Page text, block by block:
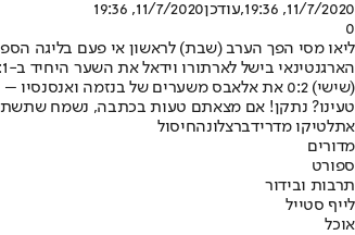
11/7/2020, 19:36
,עודכן11/7/2020, 19:36
0
ליאו מסי הפך הערב (שבת) לראשון אי פעם בליגה הספרדית ולשני
(שישי) 0:2 את אלאבס משערים של בנזמה ואנסנסיו – יש משחק פחות. הבלאנקוס ישחקו ביום שני מול גראנדה.
טעינו? נתקן! אם מצאתם טעות בכתבה, נשמח
אתלטיקו מדרידברצלונהחיסול
מדורים
ספורט
תרבות ובידור
לייף סטייל
אוכל